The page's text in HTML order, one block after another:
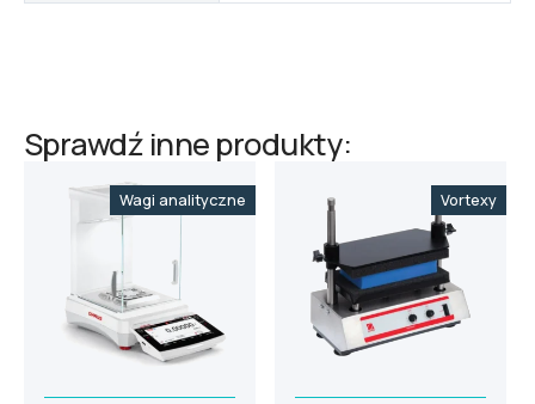
Sprawdź inne produkty:
Wagi analityczne Vortexy